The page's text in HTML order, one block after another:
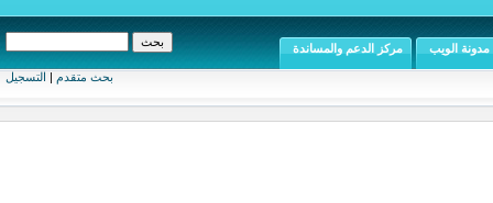
بحث متقدم | التسجيل
مدونة الويب مركز الدعم والمساندة